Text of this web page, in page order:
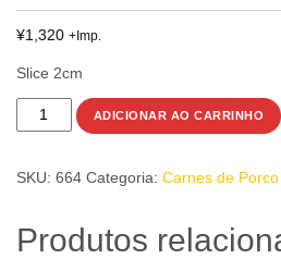
¥1,320 +Imp.
Slice 2cm
OSSOBUCO
PORCO
ADICIONAR AO CARRINHO
SKU: 664 Categoria: Carnes de Porco
Produtos